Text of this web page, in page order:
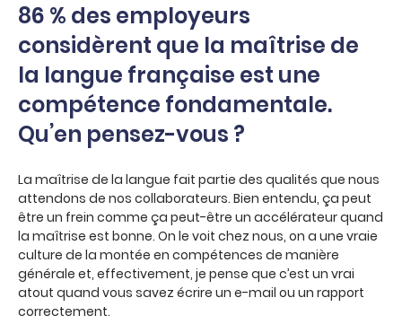
86 % des employeurs
considèrent que la maîtrise de
la langue française est une
compétence fondamentale.
Qu’en pensez-vous ?
La maîtrise de la langue fait partie des qualités que nous
attendons de nos collaborateurs. Bien entendu, ça peut
être un frein comme ça peut-être un accélérateur quand
la maîtrise est bonne. On le voit chez nous, on a une vraie
culture de la montée en compétences de manière
générale et, effectivement, je pense que c’est un vrai
atout quand vous savez écrire un e-mail ou un rapport
correctement.